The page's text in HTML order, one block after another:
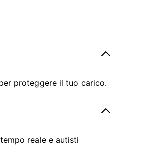
proteggere il tuo carico.
reale e autisti